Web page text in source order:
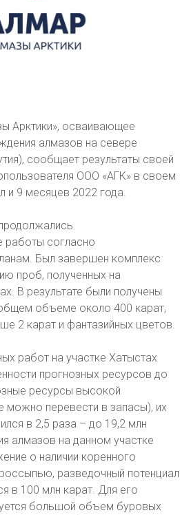
Арктики», осваивающее
алмазов на севере
сообщает результаты своей
ООО «АГК» в своем
и 9 месяцев 2022 года.
работы согласно
Был завершен комплекс
проб, полученных на
В результате были получены
объеме около 400 карат,
2 карат и фантазийных цветов.
работ на участке Хатыстах
прогнозных ресурсов до
ресурсы высокой
можно перевести в запасы), их
в 2,5 раза – до 19,2 млн
алмазов на данном участке
о наличии коренного
разведочный потенциал
в 100 млн карат. Для его
большой объем буровых